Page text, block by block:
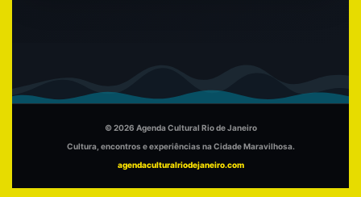
© 2026 Agenda Cultural Rio de Janeiro
Cultura, encontros e experiências na Cidade Maravilhosa.
agendaculturalriodejaneiro.com